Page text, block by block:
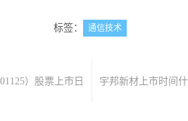
标签： 通信技术
）股票上市日
宇邦新材上市时间